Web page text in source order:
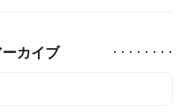
カイブ